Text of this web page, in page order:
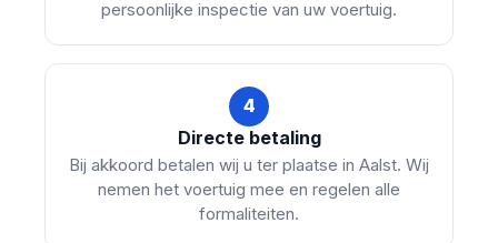
persoonlijke inspectie van uw voertuig.
4
Directe betaling
Bij akkoord betalen wij u ter plaatse in Aalst. Wij
nemen het voertuig mee en regelen alle
formaliteiten.